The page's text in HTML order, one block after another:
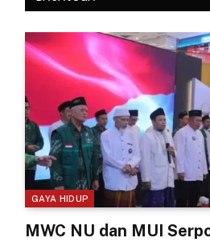
GAYA HIDUP
MWC NU dan MUI